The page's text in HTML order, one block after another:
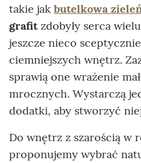
takie jak butelkowa
grafitzdobyły serca
jeszcze nieco
ciemniejszych wnętrz.
sprawią one wrażenie
mrocznych. Wystarczą
dodatki, aby stworzyć
Do wnętrz z szarością w
proponujemy wybrać